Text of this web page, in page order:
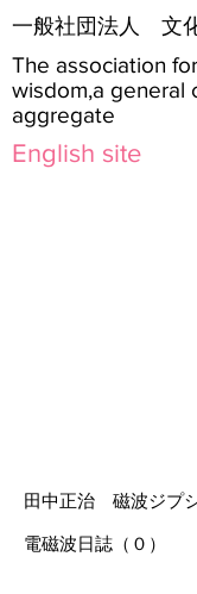
一般社団法人 文
The association
wisdom,a general
aggregate
English site
田中正治 磁波ジプ
電磁波日誌（０）